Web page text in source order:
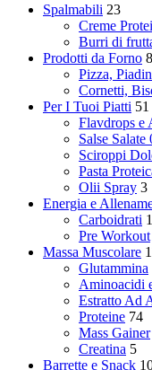
Spalmabili 23
Creme
Burri di
Prodotti da Forno
Pizza,
Cornetti,
Per I Tuoi Piatti 51
Flavdrops e
Salse Salate
Sciroppi
Pasta
Olii Spray 3
Energia e
Carboidrati
Pre Workout
Massa Muscolare
Glutammina
Aminoacidi
Estratto Ad
Proteine 74
Mass Gainer
Creatina 5
Barrette e Snack